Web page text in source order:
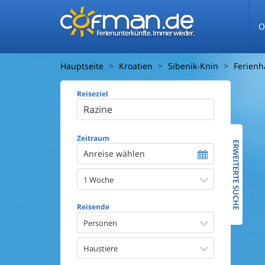
Ferienunterkünfte. Immer wieder.
Hauptseite Kroatien Sibenik-Knin
Reiseziel
Zeitraum
Anreise wählen
1 Woche
Reisende
Personen
Haustiere
Ausstattung
Whirlpool
ERWEITERTE SUCHE